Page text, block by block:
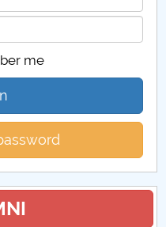
2025
2025
2025
2025
2025
me